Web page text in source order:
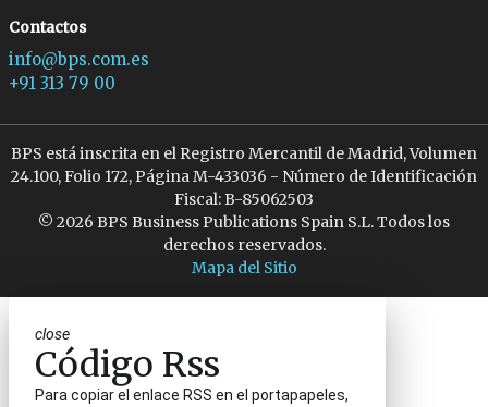
Contactos
info@bps.com.es
+91 313 79 00
BPS está inscrita en el Registro Mercantil de Madrid, Volumen
24.100, Folio 172, Página M-433036 - Número de Identificación
Fiscal: B-85062503
© 2026 BPS Business Publications Spain S.L. Todos los
derechos reservados.
Mapa del Sitio
close
Código Rss
Para copiar el enlace RSS en el portapapeles,